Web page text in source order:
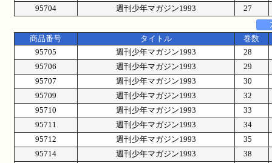
95704
週刊少年マガジン1993 27
商品番号 タイトル
巻数
95705
週刊少年マガジン1993
28
95706
週刊少年マガジン1993
29
95707
週刊少年マガジン1993
30
95709
週刊少年マガジン1993
32
95710
週刊少年マガジン1993
33
95711
週刊少年マガジン1993
34
95712
週刊少年マガジン1993
35
95714
週刊少年マガジン1993
38